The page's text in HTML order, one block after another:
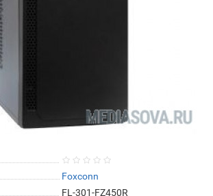
Foxconn
FL-301-FZ450R